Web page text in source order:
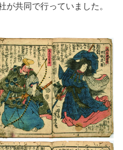
が共同で行っていました。